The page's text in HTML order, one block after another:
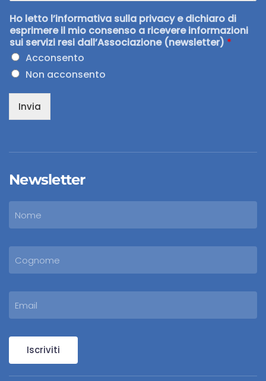
Ho letto l’informativa sulla privacy e dichiaro di
esprimere il mio consenso a ricevere informazioni
sui servizi resi dall’Associazione (newsletter) *
Acconsento
Non acconsento
Invia
Newsletter
Iscriviti